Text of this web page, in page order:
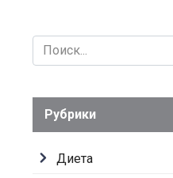
Search
for:
Рубрики
Диета